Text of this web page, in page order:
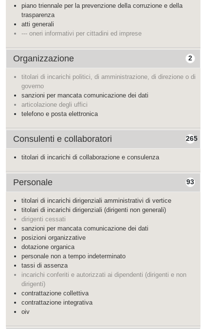
piano triennale per la prevenzione della corruzione e della
trasparenza
atti generali
--- oneri informativi per cittadini ed imprese
2
Organizzazione
titolari di incarichi politici, di amministrazione, di direzione o di
governo
sanzioni per mancata comunicazione dei dati
articolazione degli uffici
telefono e posta elettronica
265
Consulenti e collaboratori
titolari di incarichi di collaborazione e consulenza
93
Personale
titolari di incarichi dirigenziali amministrativi di vertice
titolari di incarichi dirigenziali (dirigenti non generali)
dirigenti cessati
sanzioni per mancata comunicazione dei dati
posizioni organizzative
dotazione organica
personale non a tempo indeterminato
tassi di assenza
incarichi conferiti e autorizzati ai dipendenti (dirigenti e non
dirigenti)
contrattazione collettiva
contrattazione integrativa
oiv